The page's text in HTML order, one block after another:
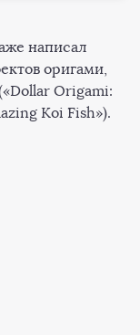
написал
оригами,
Origami:
Koi Fish»).